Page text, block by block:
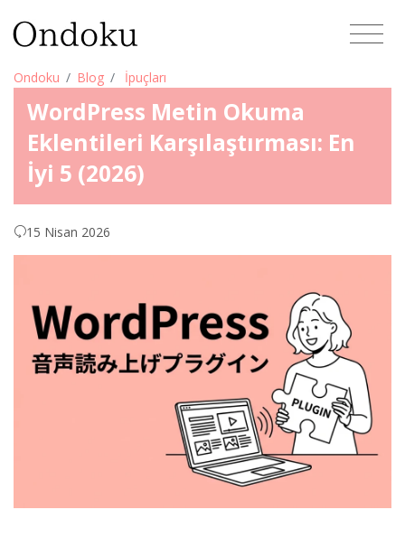
Ondoku Blog İpuçları
WordPress Metin Okuma
Eklentileri Karşılaştırması: En
İyi 5 (2026)
15 Nisan 2026